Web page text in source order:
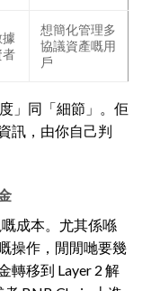
者
想簡化管理多
協議資產嘅用
戶
」同「細節」。佢
訊，由你自己判
成本。尤其係喺
操作，閒閒哋要幾
轉移到 Layer 2 解